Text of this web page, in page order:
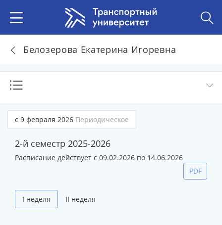
Белозерова Екатерина Игоревна
с 9 февраля 2026 Периодическое
2-й семестр 2025-2026
Расписание действует с 09.02.2026 по 14.06.2026
I неделя II неделя
PDF